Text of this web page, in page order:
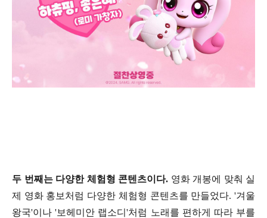
두 번째는 다양한 체험형 콘텐츠이다. 영화 개봉에 맞춰 실
제 영화 홍보처럼 다양한 체험형 콘텐츠를 만들었다. '겨울
왕국'이나 '보헤미안 랩소디'처럼 노래를 편하게 따라 부를